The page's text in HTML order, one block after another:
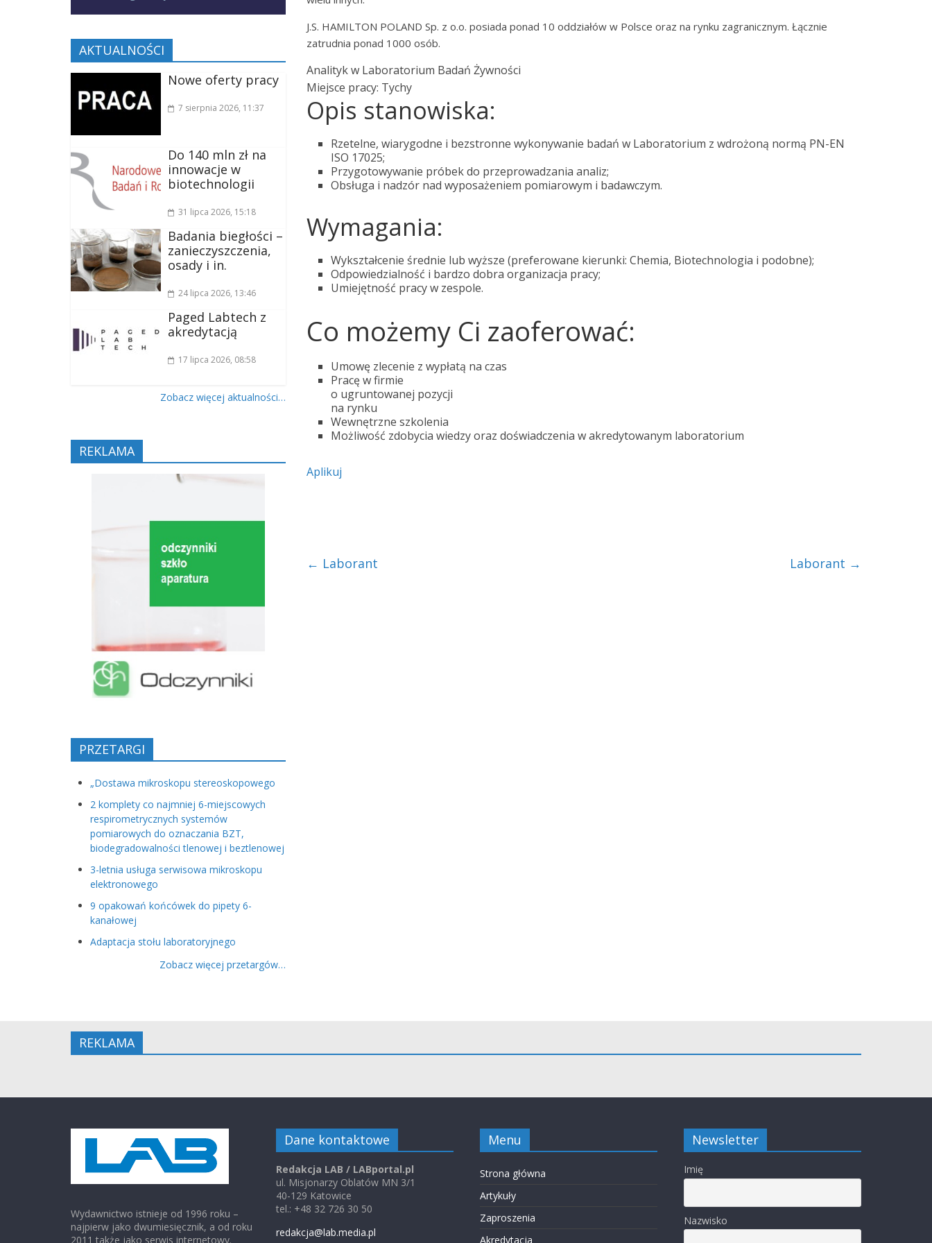
J.S. HAMILTON POLAND Sp. z o.o. posiada ponad 10 oddziałów w Polsce oraz na rynku zagranicznym. Łącznie
zatrudnia ponad 1000 osób.
Analityk w Laboratorium Badań Żywności
Miejsce pracy: Tychy
Opis stanowiska:
Rzetelne, wiarygodne i bezstronne wykonywanie badań w Laboratorium z wdrożoną normą PN-EN
ISO 17025;
Przygotowywanie próbek do przeprowadzania analiz;
Obsługa i nadzór nad wyposażeniem pomiarowym i badawczym.
Wymagania:
Wykształcenie średnie lub wyższe (preferowane kierunki: Chemia, Biotechnologia i podobne);
Odpowiedzialność i bardzo dobra organizacja pracy;
Umiejętność pracy w zespole.
Co możemy Ci zaoferować:
Umowę zlecenie z wypłatą na czas
Pracę w firmie
o ugruntowanej pozycji
na rynku
Wewnętrzne szkolenia
Możliwość zdobycia wiedzy oraz doświadczenia w akredytowanym laboratorium
Aplikuj
← Laborant Laborant →
AKTUALNOŚCI
Nowe oferty pracy
7 sierpnia 2026, 11:37
Do 140 mln zł na
innowacje w
biotechnologii
31 lipca 2026, 15:18
Badania biegłości –
zanieczyszczenia,
osady i in.
24 lipca 2026, 13:46
Paged Labtech z
akredytacją
17 lipca 2026, 08:58
Zobacz więcej aktualności…
REKLAMA
PRZETARGI
„Dostawa mikroskopu stereoskopowego
2 komplety co najmniej 6-miejscowych
respirometrycznych systemów
pomiarowych do oznaczania BZT,
biodegradowalności tlenowej i beztlenowej
3-letnia usługa serwisowa mikroskopu
elektronowego
9 opakowań końcówek do pipety 6-
kanałowej
Adaptacja stołu laboratoryjnego
Zobacz więcej przetargów…
REKLAMA
Wydawnictwo istnieje od 1996 roku –
najpierw jako dwumiesięcznik, a od roku
2011 także jako serwis internetowy.
Dane kontaktowe
Redakcja LAB / LABportal.pl
ul. Misjonarzy Oblatów MN 3/1
40-129 Katowice
tel.: +48 32 726 30 50
redakcja@lab.media.pl
Menu
Strona główna
Artykuły
Zaproszenia
Akredytacja
Newsletter
Imię
Nazwisko